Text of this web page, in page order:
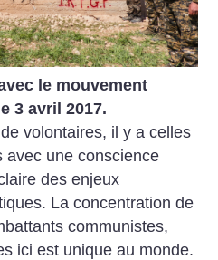
le mouvement
3 avril 2017.
volontaires, il y a celles
avec une conscience
des enjeux
La concentration de
communistes,
ici est unique au monde.